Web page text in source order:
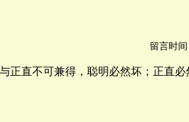
留言时间
正直不可兼得，聪明必然坏；正直必